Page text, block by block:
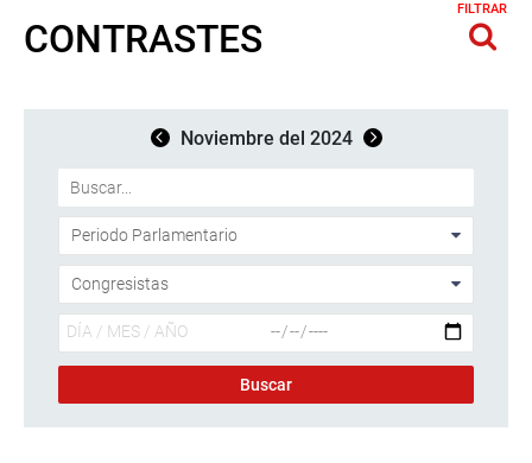
CONTRASTES
FILTRAR
Noviembre del 2024